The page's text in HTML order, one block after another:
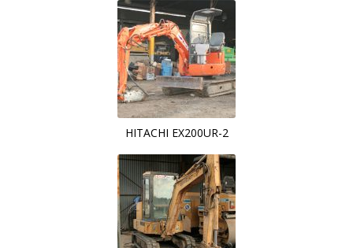
HITACHI EX200UR-2